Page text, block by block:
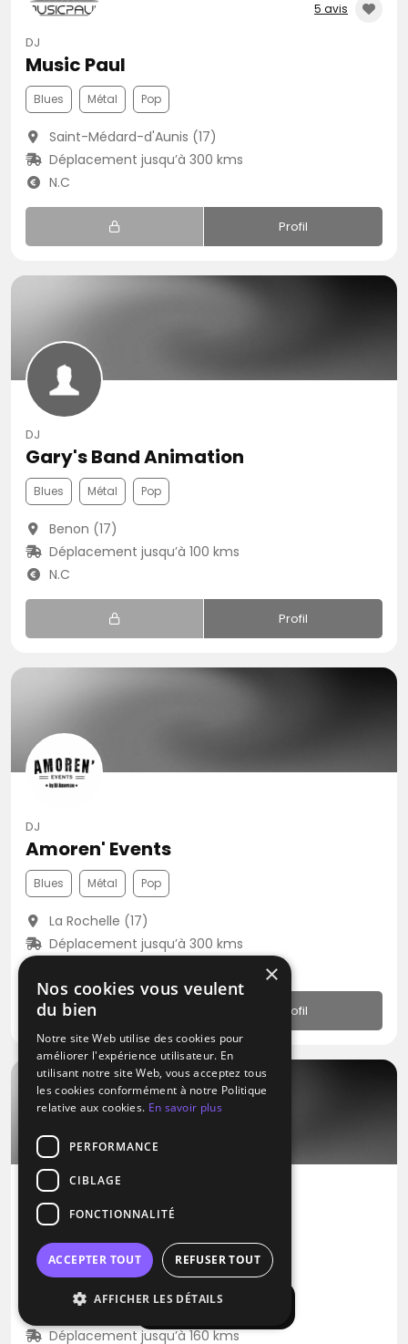
Afficher la carte
5 avis
DJ
Music Paul
Blues Métal Pop
Saint-Médard-d'Aunis (17)
Déplacement jusqu’à 300 kms
N.C
Profil
DJ
Gary's Band Animation
Blues Métal Pop
Benon (17)
Déplacement jusqu’à 100 kms
N.C
Profil
DJ
Amoren' Events
Blues Métal Pop
La Rochelle (17)
Déplacement jusqu’à 300 kms
Profil
DJ
Musi-Ka
Blues Métal Pop
Déplacement jusqu’à 160 kms
×
Nos cookies vous veulent
du bien
Notre site Web utilise des cookies pour
améliorer l'expérience utilisateur. En
utilisant notre site Web, vous acceptez tous
les cookies conformément à notre Politique
relative aux cookies. En savoir plus
PERFORMANCE
CIBLAGE
FONCTIONNALITÉ
ACCEPTER TOUT REFUSER TOUT
AFFICHER LES DÉTAILS